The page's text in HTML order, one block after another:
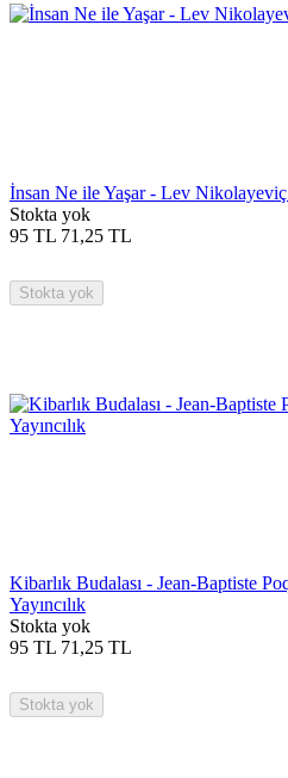
İnsan Ne ile Yaşar - Lev
Stokta yok
95 TL 71,25 TL
Stokta yok
Kibarlık Budalası - Jean-Baptiste
Yayıncılık
Stokta yok
95 TL 71,25 TL
Stokta yok